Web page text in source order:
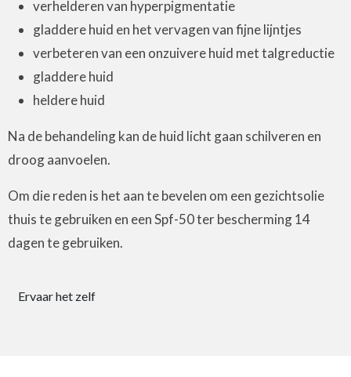
verhelderen van hyperpigmentatie
gladdere huid en het vervagen van fijne lijntjes
verbeteren van een onzuivere huid met talgreductie
gladdere huid
heldere huid
Na de behandeling kan de huid licht gaan schilveren en
droog aanvoelen.
Om die reden is het aan te bevelen om een gezichtsolie
thuis te gebruiken en een Spf-50 ter bescherming 14
dagen te gebruiken.
Ervaar het zelf